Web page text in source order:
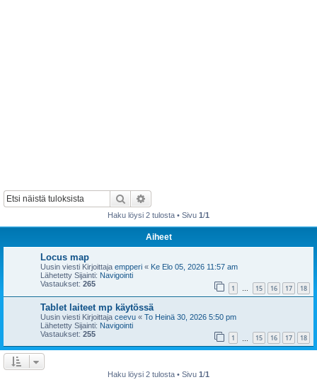
Etsi
Haku löysi 2 tulosta • Sivu 1/1
Aiheet
Locus map
Uusin viesti Kirjoittaja empperi « Ke Elo 05, 2026 11:57 am
Lähetetty Sijainti: Navigointi
Vastaukset: 265 1 … 15 16 17 18
Tablet laiteet mp käytössä
Uusin viesti Kirjoittaja ceevu « To Heinä 30, 2026 5:50 pm
Lähetetty Sijainti: Navigointi
Vastaukset: 255 1 15 16 17 18
Haku löysi 2 tulosta • Sivu 1 /1